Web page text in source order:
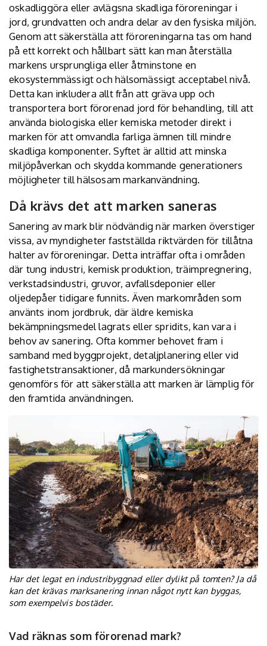
oskadliggöra eller avlägsna skadliga föroreningar i
jord, grundvatten och andra delar av den fysiska miljön.
Genom att säkerställa att föroreningarna tas om hand
på ett korrekt och hållbart sätt kan man återställa
markens ursprungliga eller åtminstone en
ekosystemmässigt och hälsomässigt acceptabel nivå.
Detta kan inkludera allt från att gräva upp och
transportera bort förorenad jord för behandling, till att
använda biologiska eller kemiska metoder direkt i
marken för att omvandla farliga ämnen till mindre
skadliga komponenter. Syftet är alltid att minska
miljöpåverkan och skydda kommande generationers
möjligheter till hälsosam markanvändning.
Då krävs det att marken saneras
Sanering av mark blir nödvändig när marken överstiger
vissa, av myndigheter fastställda riktvärden för tillåtna
halter av föroreningar. Detta inträffar ofta i områden
där tung industri, kemisk produktion, träimpregnering,
verkstadsindustri, gruvor, avfallsdeponier eller
oljedepåer tidigare funnits. Även markområden som
använts inom jordbruk, där äldre kemiska
bekämpningsmedel lagrats eller spridits, kan vara i
behov av sanering. Ofta kommer behovet fram i
samband med byggprojekt, detaljplanering eller vid
fastighetstransaktioner, då markundersökningar
genomförs för att säkerställa att marken är lämplig för
den framtida användningen.
Har det legat en industribyggnad eller dylikt på tomten? Ja då
kan det krävas marksanering innan något nytt kan byggas,
som exempelvis bostäder.
Vad räknas som förorenad mark?